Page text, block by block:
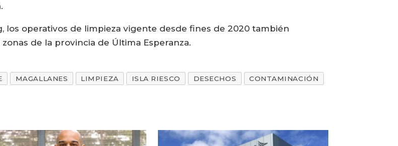
los operativos de limpieza vigente desde fines de 2020 también
de la provincia de Última Esperanza.
MAGALLANES LIMPIEZA ISLA RIESCO DESECHOS
CONTAMINACIÓN